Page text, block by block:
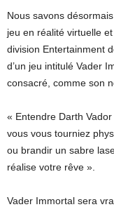
Nous savons désormais
jeu en réalité virtuelle
division Entertainment
d’un jeu intitulé Vader
consacré, comme son
« Entendre Darth
vous vous tourniez
ou brandir un sabre
réalise votre rêve ».
Vader Immortal sera